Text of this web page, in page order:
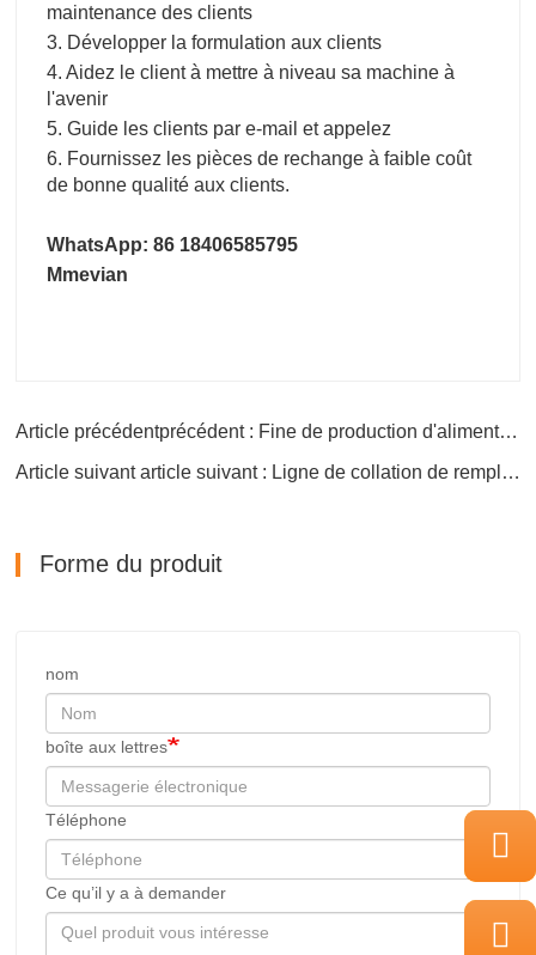
maintenance des clients
3. Développer la formulation aux clients
4. Aidez le client à mettre à niveau sa machine à
l'avenir
5. Guide les clients par e-mail et appelez
6. Fournissez les pièces de rechange à faible coût
de bonne qualité aux clients.
WhatsApp: 86 18406585795
Mmevian
Article précédentprécédent : Fine de production d'aliments de collation bouffante
Article suivant article suivant : Ligne de collation de remplissage de noyau
Forme du produit
nom
boîte aux lettres
Téléphone
Ce qu’il y a à demander